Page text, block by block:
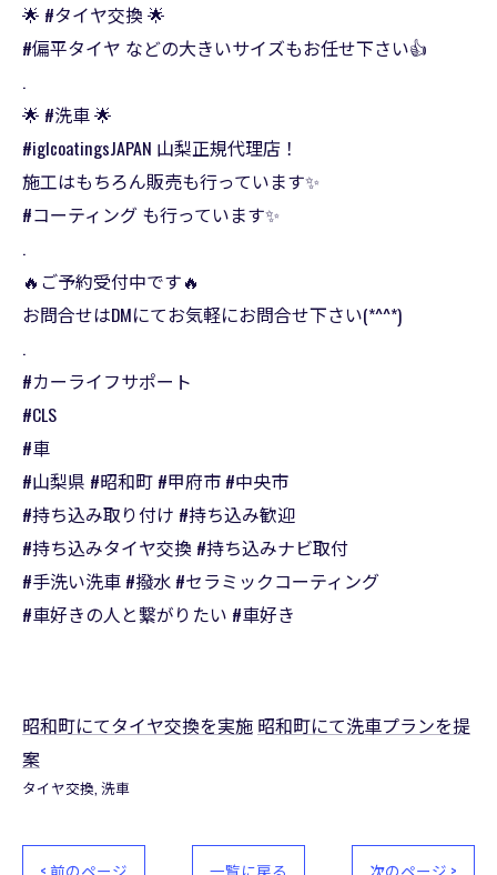
🌟 #タイヤ交換 🌟
#偏平タイヤ などの大きいサイズもお任せ下さい👍
.
🌟 #洗車 🌟
#iglcoatingsJAPAN 山梨正規代理店！
施工はもちろん販売も行っています✨
#コーティング も行っています✨
.
🔥ご予約受付中です🔥
お問合せはDMにてお気軽にお問合せ下さい(*^^*)
.
#カーライフサポート
#CLS
#車
#山梨県 #昭和町 #甲府市 #中央市
#持ち込み取り付け #持ち込み歓迎
#持ち込みタイヤ交換 #持ち込みナビ取付
#手洗い洗車 #撥水 #セラミックコーティング
#車好きの人と繋がりたい #車好き
昭和町にてタイヤ交換を実施 昭和町にて洗車プランを提
案
タイヤ交換 洗車
< 前のページ 一覧に戻る 次のページ >